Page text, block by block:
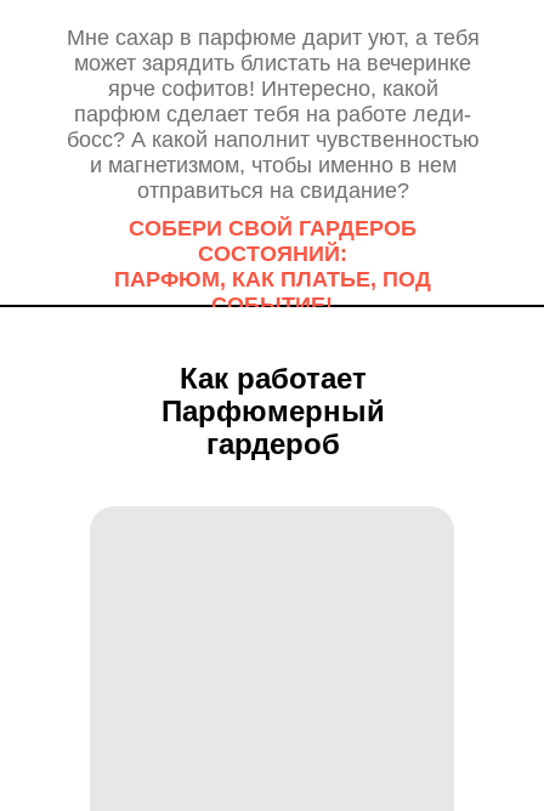
Мне сахар в парфюме дарит уют, а тебя
может зарядить блистать на вечеринке
ярче софитов! Интересно, какой
парфюм сделает тебя на работе леди-
босс? А какой наполнит чувственностью
и магнетизмом, чтобы именно в нем
отправиться на свидание?
СОБЕРИ СВОЙ ГАРДЕРОБ
СОСТОЯНИЙ:
ПАРФЮМ, КАК ПЛАТЬЕ, ПОД
СОБЫТИЕ!
Как работает
Парфюмерный
гардероб